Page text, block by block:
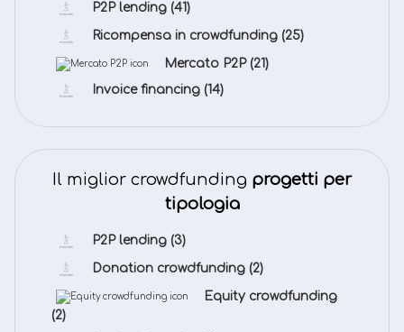
P2P lending (41)
Ricompensa in crowdfunding (25)
Mercato P2P (21)
Invoice financing (14)
Il miglior crowdfunding progetti per
tipologia
P2P lending (3)
Donation crowdfunding (2)
Equity crowdfunding
(2)